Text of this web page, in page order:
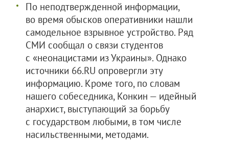
По неподтвержденной информации,
во время обысков оперативники нашли
самодельное взрывное устройство. Ряд
СМИ сообщал о связи студентов
с «неонацистами из Украины». Однако
источники 66.RU опровергли эту
информацию. Кроме того, по словам
нашего собеседника, Конкин — идейный
анархист, выступающий за борьбу
с государством любыми, в том числе
насильственными, методами.